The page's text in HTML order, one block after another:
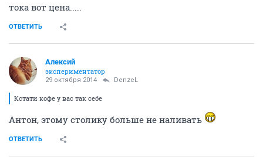
тока вот цена.....
ОТВЕТИТЬ
Алексий
экспериментатор
29 октября 2014 DenzeL
Кстати кофе у вас так себе
Антон, этому столику больше не наливать
ОТВЕТИТЬ